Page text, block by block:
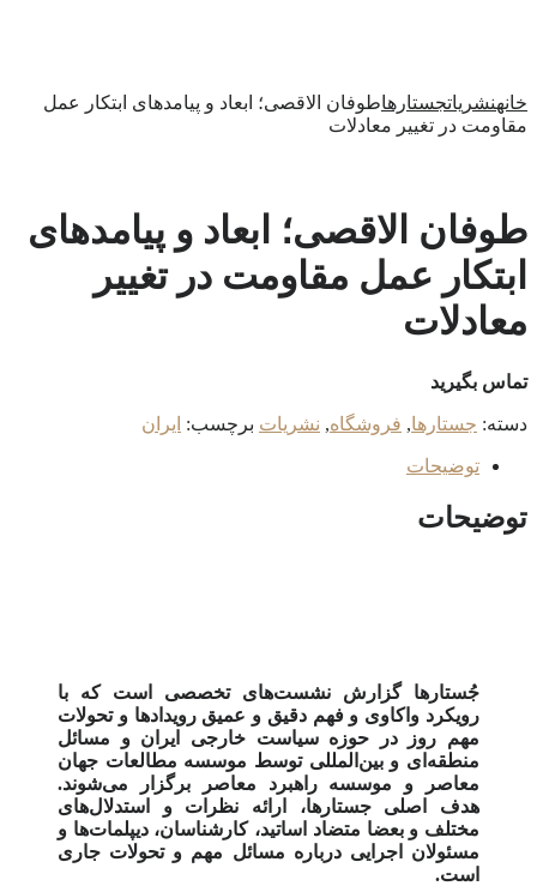
خانهنشریاتجستارهاطوفان الاقصی؛ ابعاد و پیامدهای ابتکار عمل
مقاومت در تغییر معادلات
طوفان الاقصی؛ ابعاد و پیامدهای
ابتکار عمل مقاومت در تغییر
معادلات
تماس بگیرید
دسته: جستارها, فروشگاه, نشریات برچسب: ایران
توضیحات
توضیحات
جُستارها گزارش نشست‌های تخصصی است که با
رویکرد واکاوی و فهم دقیق و عمیق رویدادها و تحولات
مهم روز در حوزه سیاست خارجی ایران و مسائل
منطقه‌ای و بین‌المللی توسط موسسه مطالعات جهان
معاصر و موسسه راهبرد معاصر برگزار می‌شوند.
هدف اصلی جستارها، ارائه نظرات و استدلال‌های
مختلف و بعضا متضاد اساتید، کارشناسان، دیپلمات‌ها و
مسئولان اجرایی درباره مسائل مهم و تحولات جاری
است.